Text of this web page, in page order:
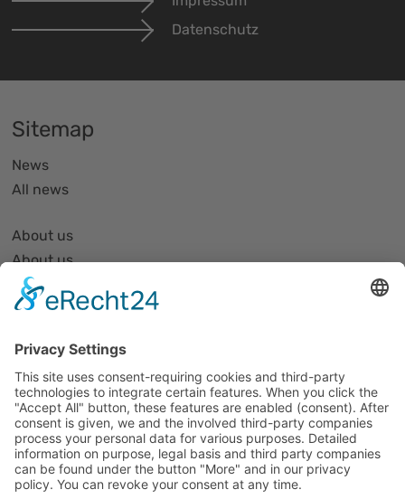
Datenschutz
Sitemap
News
All news
About us
About us
Organization and Structure
Partner list and partner profiles
Events
All events
Jobs
Alle Jobs